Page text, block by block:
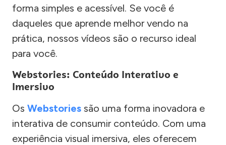
forma simples e acessível. Se você é
daqueles que aprende melhor vendo na
prática, nossos vídeos são o recurso ideal
para você.
Webstories: Conteúdo Interativo e
Imersivo
Os Webstories são uma forma inovadora e
interativa de consumir conteúdo. Com uma
experiência visual imersiva, eles oferecem